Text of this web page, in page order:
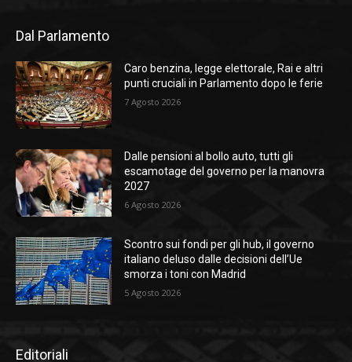
Dal Parlamento
Caro benzina, legge elettorale, Rai e altri
punti cruciali in Parlamento dopo le ferie
7 Agosto 2026
Dalle pensioni al bollo auto, tutti gli
escamotage del governo per la manovra
2027
6 Agosto 2026
Scontro sui fondi per gli hub, il governo
italiano deluso dalle decisioni dell’Ue
smorza i toni con Madrid
5 Agosto 2026
Editoriali